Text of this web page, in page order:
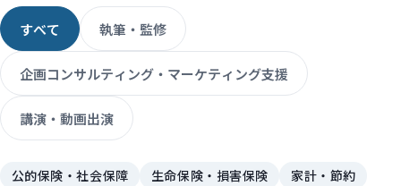
すべて 執筆・監修
企画コンサルティング・マーケティング支援
講演・動画出演
公的保険・社会保障 生命保険・損害保険
家計・節約